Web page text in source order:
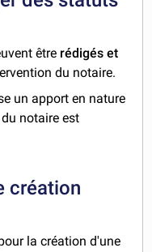
être rédigés et
du notaire.
un apport en nature
notaire est
création
la création d'une